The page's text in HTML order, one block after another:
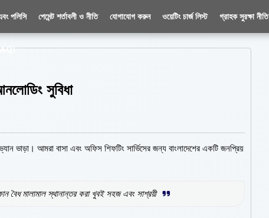
পলিসি পেমেন্ট শর্তাবলী ও নীতি যোগাযোগ করুন ওয়েটিং চার্জ লিস্ট গ্রাহক সুরক্ষা নীতি
সুবিধা
ভাড়া। আমরা বাসা এবং অফিস শিফটিং সার্ভিসের জন্য বাংলাদেশের একটি জনপ্রিয়
বৈধ মালামাল স্থানান্তর করা খুবই সহজ এবং সাশ্রয়ী